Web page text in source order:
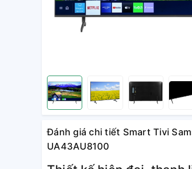
Đánh giá chi tiết Smart Tivi
UA43AU8100